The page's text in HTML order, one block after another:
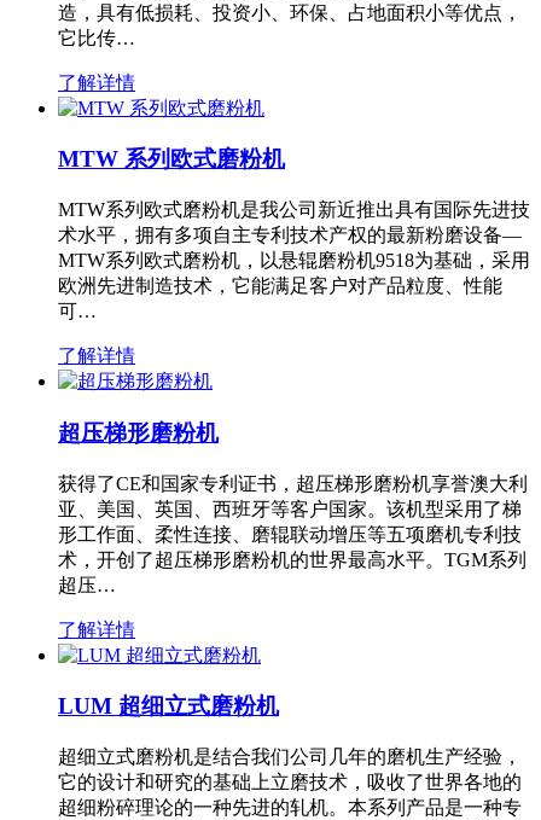
造，具有低损耗、投资小、环保、占地面积小等优点，
它比传…
了解详情
MTW 系列欧式磨粉机
MTW系列欧式磨粉机是我公司新近推出具有国际先进技
术水平，拥有多项自主专利技术产权的最新粉磨设备—
MTW系列欧式磨粉机，以悬辊磨粉机9518为基础，采用
欧洲先进制造技术，它能满足客户对产品粒度、性能
可…
了解详情
超压梯形磨粉机
获得了CE和国家专利证书，超压梯形磨粉机享誉澳大利
亚、美国、英国、西班牙等客户国家。该机型采用了梯
形工作面、柔性连接、磨辊联动增压等五项磨机专利技
术，开创了超压梯形磨粉机的世界最高水平。TGM系列
超压…
了解详情
LUM 超细立式磨粉机
超细立式磨粉机是结合我们公司几年的磨机生产经验，
它的设计和研究的基础上立磨技术，吸收了世界各地的
超细粉碎理论的一种先进的轧机。本系列产品是一种专